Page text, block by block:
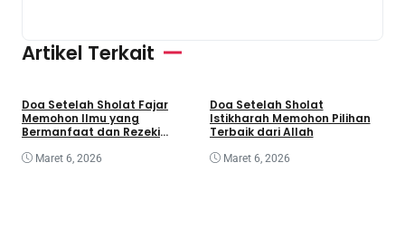
Artikel Terkait
Doa Setelah Sholat Fajar
Memohon Ilmu yang
Bermanfaat dan Rezeki
Maret 6, 2026
Doa Setelah Sholat
Istikharah Memohon Pilihan
Terbaik dari Allah
Maret 6, 2026